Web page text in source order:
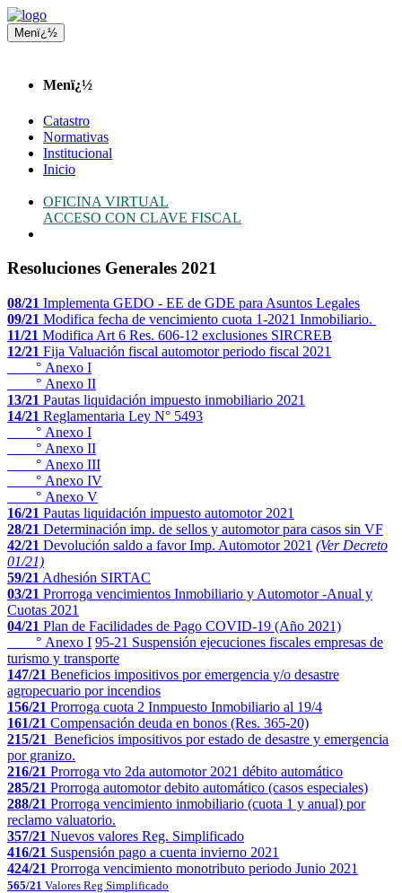
Menï¿½
Menï¿½
Catastro
Normativas
Institucional
Inicio
OFICINA VIRTUAL
ACCESO CON CLAVE FISCAL
Resoluciones Generales 2021
08/21 Implementa GEDO - EE de GDE para Asuntos Legales
09/21 Modifica fecha de vencimiento cuota 1-2021 Inmobiliario.
11/21 Modifica Art 6 Res. 606-12 exclusiones SIRCREB
12/21 Fija Valuación fiscal automotor periodo fiscal 2021
° Anexo I
° Anexo II
13/21 Pautas liquidación impuesto inmobiliario 2021
14/21 Reglamentaria Ley N° 5493
° Anexo I
° Anexo II
° Anexo III
° Anexo IV
° Anexo V
16/21 Pautas liquidación impuesto automotor 2021
28/21 Determinación imp. de sellos y automotor para casos sin VF
42/21 Devolución saldo a favor Imp. Automotor 2021 (Ver Decreto
01/21)
59/21 Adhesión SIRTAC
03/21 Prorroga vencimientos Inmobiliario y Automotor -Anual y
Cuotas 2021
04/21 Plan de Facilidades de Pago COVID-19 (Año 2021)
° Anexo I 95-21 Suspensión ejecuciones fiscales empresas de
turismo y transporte
147/21 Beneficios impositivos por emergencia y/o desastre
agropecuario por incendios
156/21 Prorroga cuota 2 Inmpuesto Inmobiliario al 19/4
161/21 Compensación deuda en bonos (Res. 365-20)
215/21 Beneficios impositivos por estado de desastre y emergencia
por granizo.
216/21 Prorroga vto 2da automotor 2021 débito automático
285/21 Prorroga automotor debito automático (casos especiales)
288/21 Prorroga vencimiento inmobiliario (cuota 1 y anual) por
reclamo valuatorio.
357/21 Nuevos valores Reg. Simplificado
416/21 Suspensión pago a cuenta invierno 2021
424/21 Prorroga vencimiento monotributo periodo Junio 2021
565/21 Valores Reg Simplificado